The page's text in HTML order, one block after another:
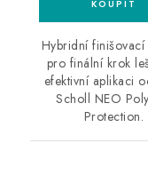
Hybridní finišovací
pro finální krok
efektivní aplikaci
Scholl NEO
Protection.